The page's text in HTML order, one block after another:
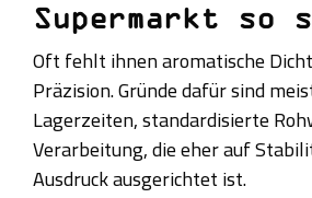
Supermarkt so
Oft fehlt ihnen aromatische
Präzision. Gründe dafür sind
Lagerzeiten, standardisierte
Verarbeitung, die eher auf
Ausdruck ausgerichtet ist.